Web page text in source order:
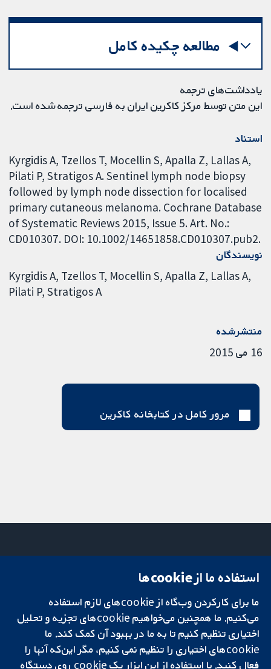
مطالعه چکیده کامل
یادداشت‌های ترجمه
این متن توسط مرکز کاکرین ایران به فارسی ترجمه شده است.
استناد
Kyrgidis A, Tzellos T, Mocellin S, Apalla Z, Lallas A,
Pilati P, Stratigos A. Sentinel lymph node biopsy
followed by lymph node dissection for localised
primary cutaneous melanoma. Cochrane Database
of Systematic Reviews 2015, Issue 5. Art. No.:
CD010307. DOI: 10.1002/14651858.CD010307.pub2.
نویسندگان
Kyrgidis A Tzellos T Mocellin S Apalla Z Lallas A
Pilati P Stratigos A
منتشرشده
16 می 2015
مرور کامل در کتابخانه کاکرین
تحقیقات قابل
اعتماد.
تصمیم‌گیری آگاهانه.
سلامت بهتر.
میدان کاوندیش
لندن
W1G 0AN
بریتانیا
دفتر رسانه‌ای
درباره ما
فرصت‌های
شغلی
Cochrane
استفاده ما از cookie‌ها
ما برای کارکردن وب‌گاه از cookie‌های لازم استفاده
می‌کنیم. ما همچنین می‌خواهیم cookie‌های تجزیه و تحلیل
اختیاری تنظیم کنیم تا به ما در بهبود آن کمک کند. ما
cookie‌های اختیاری را تنظیم نمی کنیم، مگر این‌که آنها را
فعال کنید. با استفاده از این ابزار یک cookie‌ روی دستگاه